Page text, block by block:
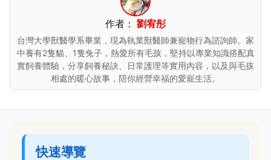
作者： 劉宥彤
台灣大學獸醫學系畢業，現為執業獸醫師兼寵物行為諮詢師。家
中養有2隻貓、1隻兔子，熱愛所有毛孩，堅持以專業知識搭配真
實飼養體驗，分享飼養秘訣、日常護理等實用內容，以及與毛孩
相處的暖心故事，陪你經營幸福的愛寵生活。
快速導覽